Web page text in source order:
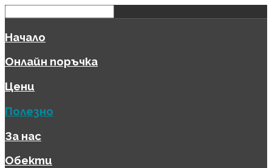
Начало
Онлайн поръчка
Цени
Полезно
За нас
Обекти